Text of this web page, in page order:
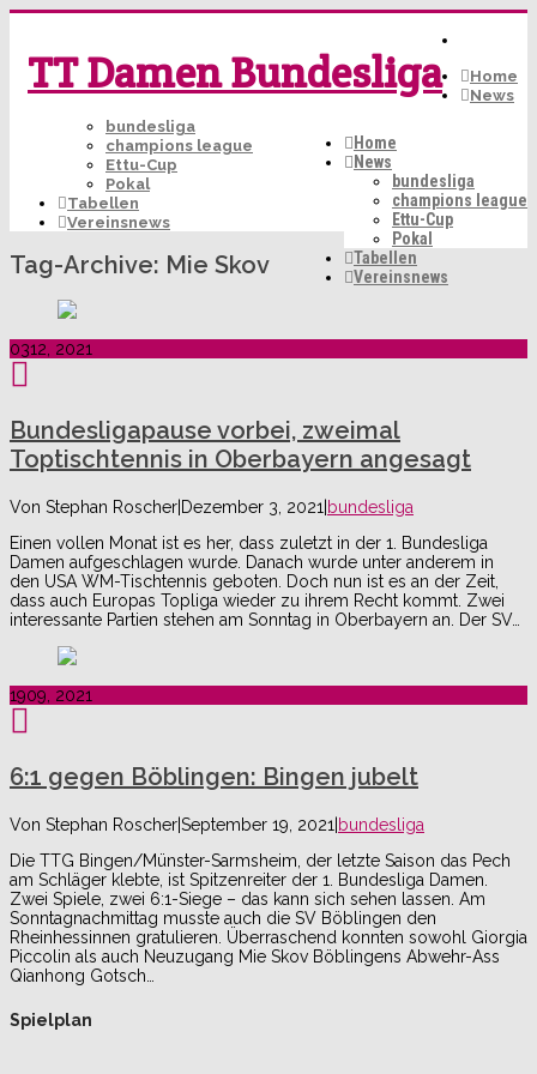
TT Damen Bundesliga
Home
News
bundesliga
champions league
Ettu-Cup
Pokal
Tabellen
Vereinsnews
Home
News
bundesliga
champions league
Ettu-Cup
Pokal
Tabellen
Vereinsnews
Tag-Archive: Mie Skov
0312, 2021
Bundesligapause vorbei, zweimal
Toptischtennis in Oberbayern angesagt
Von Stephan Roscher Dezember 3, 2021 bundesliga
Einen vollen Monat ist es her, dass zuletzt in der 1. Bundesliga
Damen aufgeschlagen wurde. Danach wurde unter anderem in
den USA WM-Tischtennis geboten. Doch nun ist es an der Zeit,
dass auch Europas Topliga wieder zu ihrem Recht kommt. Zwei
interessante Partien stehen am Sonntag in Oberbayern an. Der SV…
1909, 2021
6:1 gegen Böblingen: Bingen jubelt
Von Stephan RoscherSeptember 19, 2021 bundesliga
Die TTG Bingen/Münster-Sarmsheim, der letzte Saison das Pech
am Schläger klebte, ist Spitzenreiter der 1. Bundesliga Damen.
Zwei Spiele, zwei 6:1-Siege – das kann sich sehen lassen. Am
Sonntagnachmittag musste auch die SV Böblingen den
Rheinhessinnen gratulieren. Überraschend konnten sowohl Giorgia
Piccolin als auch Neuzugang Mie Skov Böblingens Abwehr-Ass
Qianhong Gotsch…
Spielplan